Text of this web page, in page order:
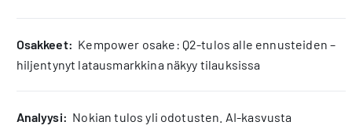
osakkeet: Kempower osake: Q2-tulos alle ennusteiden –
hiljentynyt latausmarkkina näkyy tilauksissa
analyysi: Nokian tulos yli odotusten. AI-kasvusta